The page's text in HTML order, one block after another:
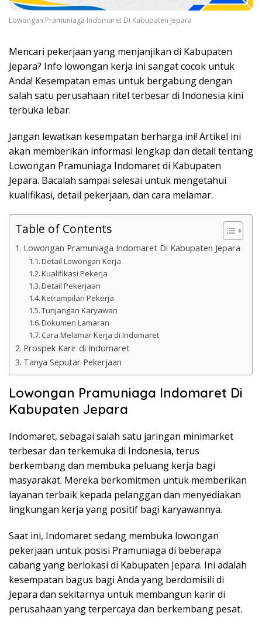
Lowongan Pramuniaga Indomaret Di Kabupaten Jepara
Mencari pekerjaan yang menjanjikan di Kabupaten
Jepara? Info lowongan kerja ini sangat cocok untuk
Anda! Kesempatan emas untuk bergabung dengan
salah satu perusahaan ritel terbesar di Indonesia kini
terbuka lebar.
Jangan lewatkan kesempatan berharga ini! Artikel ini
akan memberikan informasi lengkap dan detail tentang
Lowongan Pramuniaga Indomaret di Kabupaten
Jepara. Bacalah sampai selesai untuk mengetahui
kualifikasi, detail pekerjaan, dan cara melamar.
Table of Contents
Lowongan Pramuniaga Indomaret Di Kabupaten Jepara
Detail Lowongan Kerja
Kualifikasi Pekerja
Detail Pekerjaan
Ketrampilan Pekerja
Tunjangan Karyawan
Dokumen Lamaran
Cara Melamar Kerja di Indomaret
Prospek Karir di Indomaret
Tanya Seputar Pekerjaan
Lowongan Pramuniaga Indomaret Di
Kabupaten Jepara
Indomaret, sebagai salah satu jaringan minimarket
terbesar dan terkemuka di Indonesia, terus
berkembang dan membuka peluang kerja bagi
masyarakat. Mereka berkomitmen untuk memberikan
layanan terbaik kepada pelanggan dan menyediakan
lingkungan kerja yang positif bagi karyawannya.
Saat ini, Indomaret sedang membuka lowongan
pekerjaan untuk posisi Pramuniaga di beberapa
cabang yang berlokasi di Kabupaten Jepara. Ini adalah
kesempatan bagus bagi Anda yang berdomisili di
Jepara dan sekitarnya untuk membangun karir di
perusahaan yang terpercaya dan berkembang pesat.